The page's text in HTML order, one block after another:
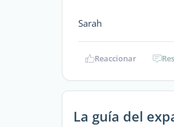
Sarah
Reaccionar
La guía del